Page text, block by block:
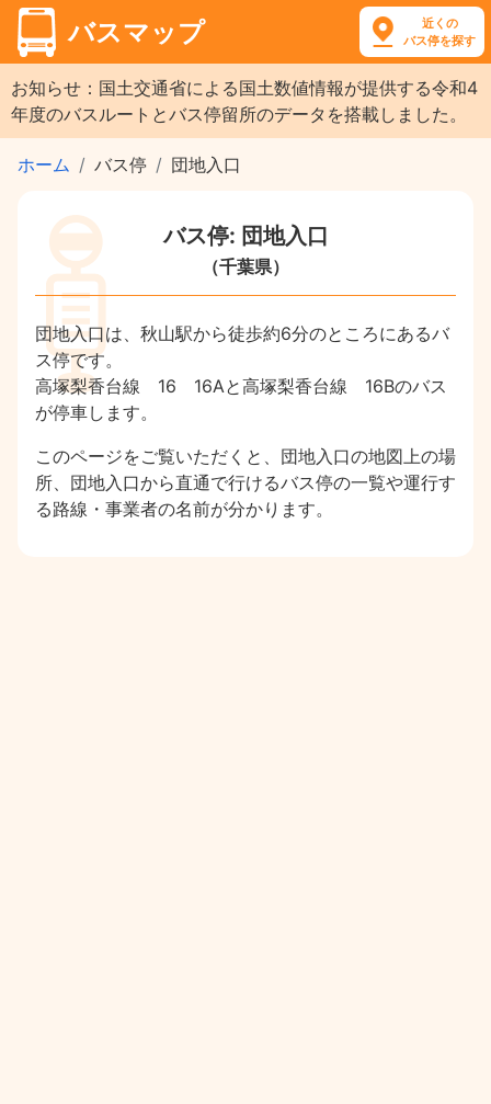
バスマップ
近くの
バス停を探す
お知らせ：国土交通省による国土数値情報が提供する令和4
年度のバスルートとバス停留所のデータを搭載しました。
ホーム バス停 団地入口
バス停: 団地入口
（千葉県）
団地入口は、秋山駅から徒歩約6分のところにあるバ
ス停です。
高塚梨香台線 16 16Aと高塚梨香台線 16Bのバス
が停車します。
このページをご覧いただくと、団地入口の地図上の場
所、団地入口から直通で行けるバス停の一覧や運行す
る路線・事業者の名前が分かります。